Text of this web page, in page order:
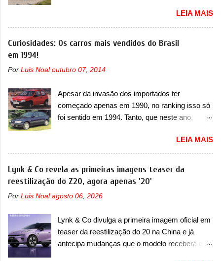
verificação e, se necessário, a substituição do
motor do ventilador HVAC (aquecimento,
ventilação e ar-condicionado). A marca também
uma sobrecarga do microprocessador do
poderá causar a perda de força motriz,
requerendo a atualização do software do
modulo de...
oficialmente a nova Strada, que aparece com
mudanças visuais e com uma nova opção de
motor. Depois da picape compacta receber o
motor 1.0 12v Turbo Flex, conhecido como
Strada soube ser mutável com avanços
importantes que a concorrência nunca
conseguiu acompanhar e agora ela abre uma
T200, que estreou nos irmãos Pulse e
Fastback. "A Fiat Strada é mais do que uma
picape, é uma verdadeira revolução no
mercado automotivo. Há alguns anos era
improvável pensar que uma picape chagaria ao
Strada fez. Mais do que isso: ela é a prova viva
que time que está ganhando se mexe sim. Ao
longo da sua história, ela...
LEIA MAIS
Curiosidades: Os carros mais vendidos do Brasil
em 1994!
Por Luis Noal outubro 07, 2014
Apesar da invasão dos importados ter
começado apenas em 1990, no ranking isso só
foi sentido em 1994. Tanto, que neste ano,
começar pelo Chevrolet Corsa, o mais
destacado deles no ranking que perdurou no
nosso mercado até início de 2012 e com
certeza foi um grandioso lançamento da
Chevrolet que assustou a concorrência. Nesse
ano também era lançada a nova geração do
ganhava uma nova geração feita do zero,
apelidada de "Bolinha" por suas formas
arredondadas. Além do Gol, outro Volkswagen
LEIA MAIS
Lynk & Co revela as primeiras imagens teaser da
reestilização do Z20, agora apenas '20'
Por Luis Noal agosto 06, 2026
Lynk & Co divulga a primeira imagem oficial em
teaser da reestilização do 20 na China e já
antecipa mudanças que o modelo receberá em